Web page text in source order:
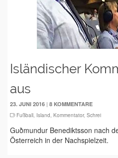
Isländischer
aus
23. JUNI 2016 | 8 KOMMENTARE
Fußball, Island, Kommentator, Schrei
Guðmundur Benediktsson nach
Österreich in der Nachspielzeit.